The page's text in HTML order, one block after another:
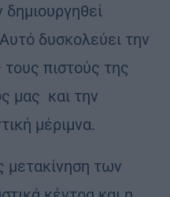
δημιουργηθεί
Αυτό δυσκολεύει την
πιστούς της
μας και την
μέριμνα.
μετακίνηση των